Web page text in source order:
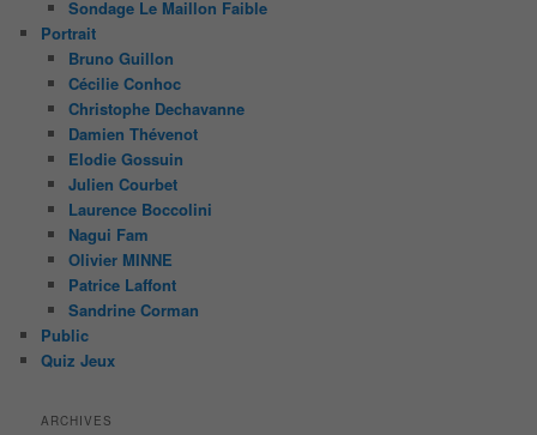
Sondage Le Maillon Faible
Portrait
Bruno Guillon
Cécilie Conhoc
Christophe Dechavanne
Damien Thévenot
Elodie Gossuin
Julien Courbet
Laurence Boccolini
Nagui Fam
Olivier MINNE
Patrice Laffont
Sandrine Corman
Public
Quiz Jeux
ARCHIVES